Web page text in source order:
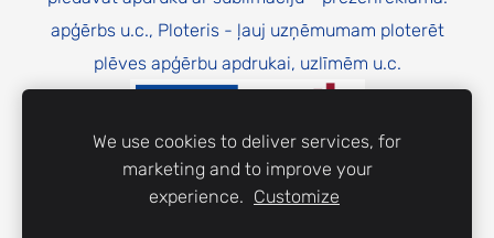
apģērbs u.c., Ploteris - ļauj uzņēmumam ploterēt
plēves apģērbu apdrukai, uzlīmēm u.c.
We use cookies to deliver services, for
marketing and to improve your
experience. Customize